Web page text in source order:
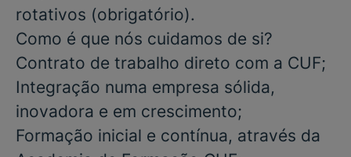
rotativos (obrigatório).
Como é que nós cuidamos de si?
Contrato de trabalho direto com a CUF;
Integração numa empresa sólida,
inovadora e em crescimento;
Formação inicial e contínua, através da